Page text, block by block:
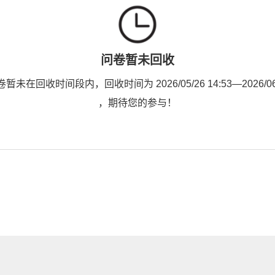
问卷暂未回收
暂未在回收时间段内，回收时间为 2026/05/26 14:53—2026/
，期待您的参与！